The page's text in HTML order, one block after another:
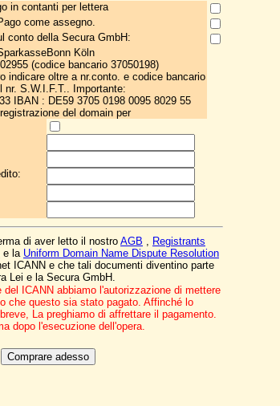
in contanti per lettera
come assegno.
conto della Secura GmbH:
Köln
(codice bancario 37050198)
indicare oltre a nr.conto. e codice bancario
nr. S.W.I.F.T.. Importante:
IBAN : DE59 3705 0198 0095 8029 55
del domain per
di aver letto il nostroAGB , Registrants
e la Uniform Domain Name Dispute Resolution
ICANN e che tali documenti diventino parte
Lei e la Secura GmbH.
ICANN abbiamo l'autorizzazione di mettere
che questo sia stato pagato. Affinché lo
La preghiamo di affrettare il pagamento.
dopo l'esecuzione dell'opera.